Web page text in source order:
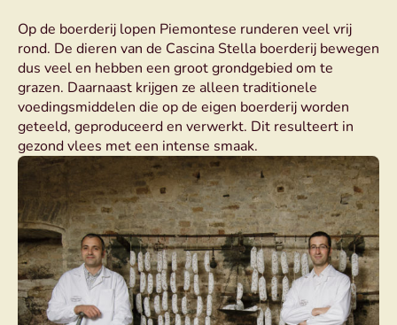
Op de boerderij lopen Piemontese runderen veel vrij
rond. De dieren van de Cascina Stella boerderij bewegen
dus veel en hebben een groot grondgebied om te
grazen. Daarnaast krijgen ze alleen traditionele
voedingsmiddelen die op de eigen boerderij worden
geteeld, geproduceerd en verwerkt. Dit resulteert in
gezond vlees met een intense smaak.